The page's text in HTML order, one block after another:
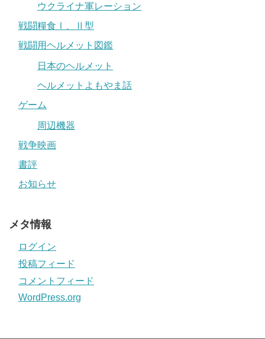
ウクライナ軍レーション
戦闘糧食Ⅰ、Ⅱ型
戦闘用ヘルメット図鑑
日本のヘルメット
ヘルメットよもやま話
ゲーム
周辺機器
戦争映画
書評
お知らせ
メタ情報
ログイン
投稿フィード
コメントフィード
WordPress.org